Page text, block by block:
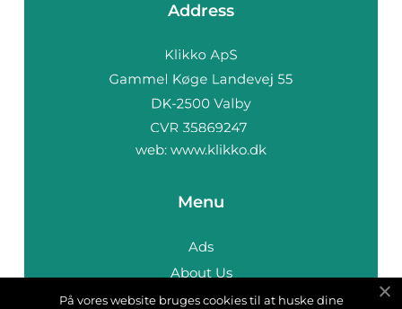
Address
web: www.klikko.dk
Menu
Ads
About Us
Cookies
På vores website bruges cookies til at huske dine